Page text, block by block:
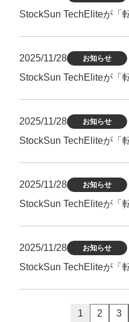
マーケマネージャー
常勤監査役
2025/11/28 お知らせ
2025/11/28 お知らせ
2025/11/28 お知らせ
2025/11/28 お知らせ
1 2 3